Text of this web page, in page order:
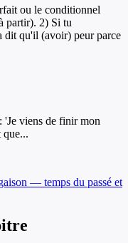
ou le conditionnel
partir). 2) Si tu
dit qu'il (avoir) peur parce
'Je viens de finir mon
que...
— temps du passé et